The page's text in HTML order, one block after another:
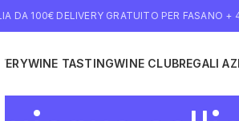
DA 100€ DELIVERY GRATUITO PER FASANO +
WINE TASTINGWINE CLUBREGALI